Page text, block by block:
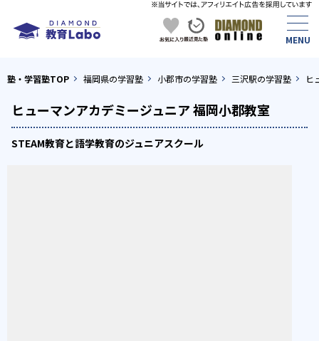
塾・学習塾TOP 福岡県の学習塾 小郡市の学習塾 三沢駅の学習塾 ヒ
ヒューマンアカデミージュニア 福岡小郡教室
STEAM教育と語学教育のジュニアスクール